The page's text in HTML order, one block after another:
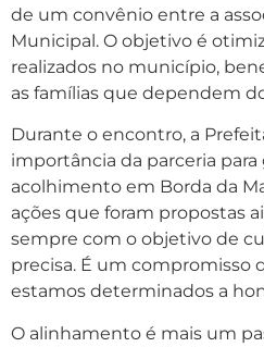
de um convênio entre a
Municipal. O objetivo é
realizados no município,
as famílias que dependem
Durante o encontro, a
importância da parceria
acolhimento em Borda da
ações que foram propostas
sempre com o objetivo de
precisa. É um compromisso
estamos determinados a
O alinhamento é mais um